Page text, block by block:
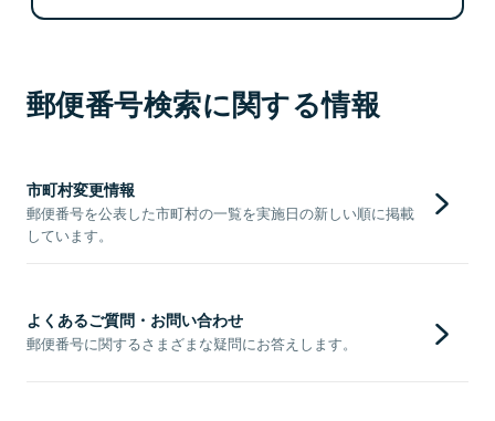
郵便番号検索に関する情報
市町村変更情報
郵便番号を公表した市町村の一覧を実施日の新しい順に掲載
しています。
よくあるご質問・お問い合わせ
郵便番号に関するさまざまな疑問にお答えします。